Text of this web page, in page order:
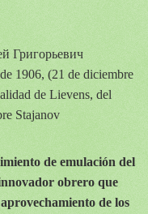
Григорьевич
1906, (21 de diciembre
de Lievens, del
Stajanov
de emulación del
obrero que
de los